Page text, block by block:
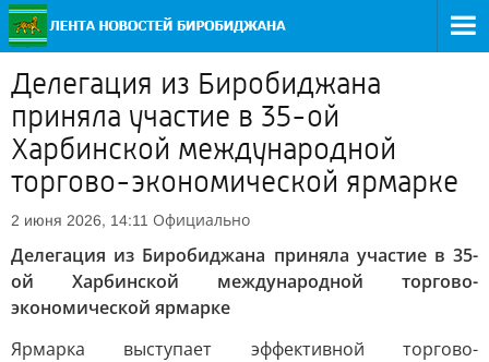
Делегация из Биробиджана
приняла участие в 35-ой
Харбинской международной
торгово-экономической ярмарке
2 июня 2026, 14:11 Официально
Делегация из Биробиджана приняла участие в 35-
ой Харбинской международной торгово-
экономической ярмарке
Ярмарка выступает эффективной торгово-